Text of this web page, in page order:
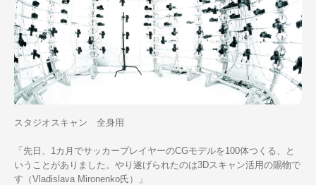
スタジオスキャン 全身用
「先日、1カ月でサッカープレイヤーのCGモデルを100体つくる、と
いうことがありました。やり遂げられたのは3Dスキャン活用の賜物で
す（Vladislava Mironenko氏）」